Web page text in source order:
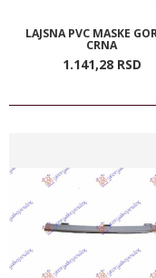
LAJSNA PVC MASKE
CRNA
1.141,28 RSD